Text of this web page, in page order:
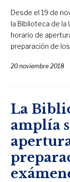
Desde el 19 de
la Biblioteca de la
horario de
preparación de
20 noviembre 2018
La
amplía